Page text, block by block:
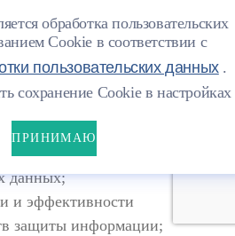
и обращения
информацию с
персональных
формирование на их
модели угроз системы
данных;
и эффективности
защиты информации;
обработка пользовательских
Cookie в соответствии с
пользовательских данных.
сохранение Cookie в настройках
ПРИНИМАЮ